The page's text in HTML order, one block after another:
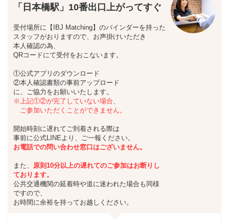
「日本橋駅」10番出口上がってすぐ
受付場所に【IBJ Matching】のバインダーを持った
スタッフがおりますので、お声掛けいただき
本人確認の為、
QRコードにて受付をおこないます。
①公式アプリのダウンロード
②本人確認書類の事前アップロード
に、ご協力をお願いいたします。
※上記①②が完了していない場合、
ご参加いただくことができません。
開始時刻に遅れてご到着される際は
事前に公式LINEより、ご一報ください。
お電話での問い合わせ窓口はございません。
また、 原則10分以上の遅れてのご参加はお断りし
ております。
公共交通機関の延着時や道に迷われた場合も同様
ですので、
お時間に余裕を持ってお越しください。